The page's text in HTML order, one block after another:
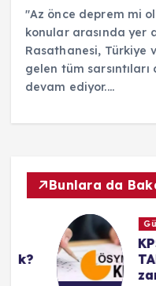
"Az önce deprem mi
konular arasında yer
Rasathanesi, Türkiye
gelen tüm
devam ediyor.…
Bunlara da
Güncel
KPSS